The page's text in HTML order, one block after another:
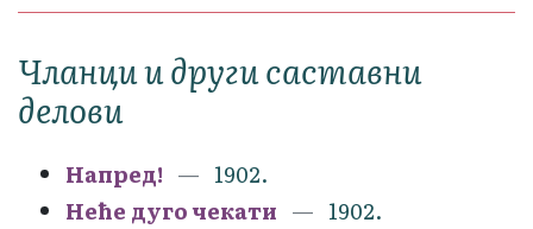
Чланци и други саставни
делови
Напред!
1902.
Неће дуго чекати
1902.